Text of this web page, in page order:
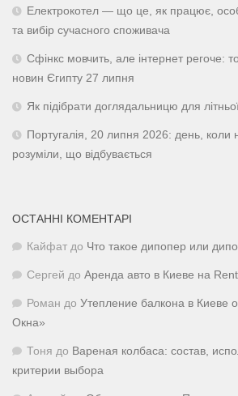
Електрокотел — що це, як працює,
та вибір сучасного споживача
Сфінкс мовчить, але інтернет регоче:
новин Єгипту 27 липня
Як підібрати доглядальницю для
Португалія, 20 липня 2026: день, коли
розуміли, що відбувається
ОСТАННІ КОМЕНТАРІ
Кайфат до Что такое дипопер или
Сергей до Аренда авто в Киеве на
Роман до Утепление балкона в Киеве
Окна»
Тоня до Вареная колбаса: состав,
критерии выбора